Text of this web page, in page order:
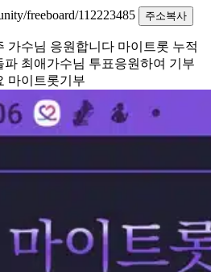
freeboard/112223485
주소복사
가수님 응원합니다 마이트롯 누적
파 최애가수님 투표응원하여 기부
마이트롯기부